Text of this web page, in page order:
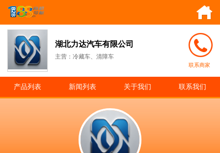
湖北力达汽车有限公司
主营：冷藏车、清障车
联系商家
产品列表 新闻列表 关于我们 联系我们